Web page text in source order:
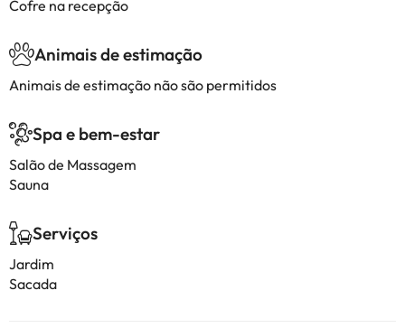
Cofre na recepção
Animais de estimação
Animais de estimação não são permitidos
Spa e bem-estar
Salão de Massagem
Sauna
Serviços
Jardim
Sacada